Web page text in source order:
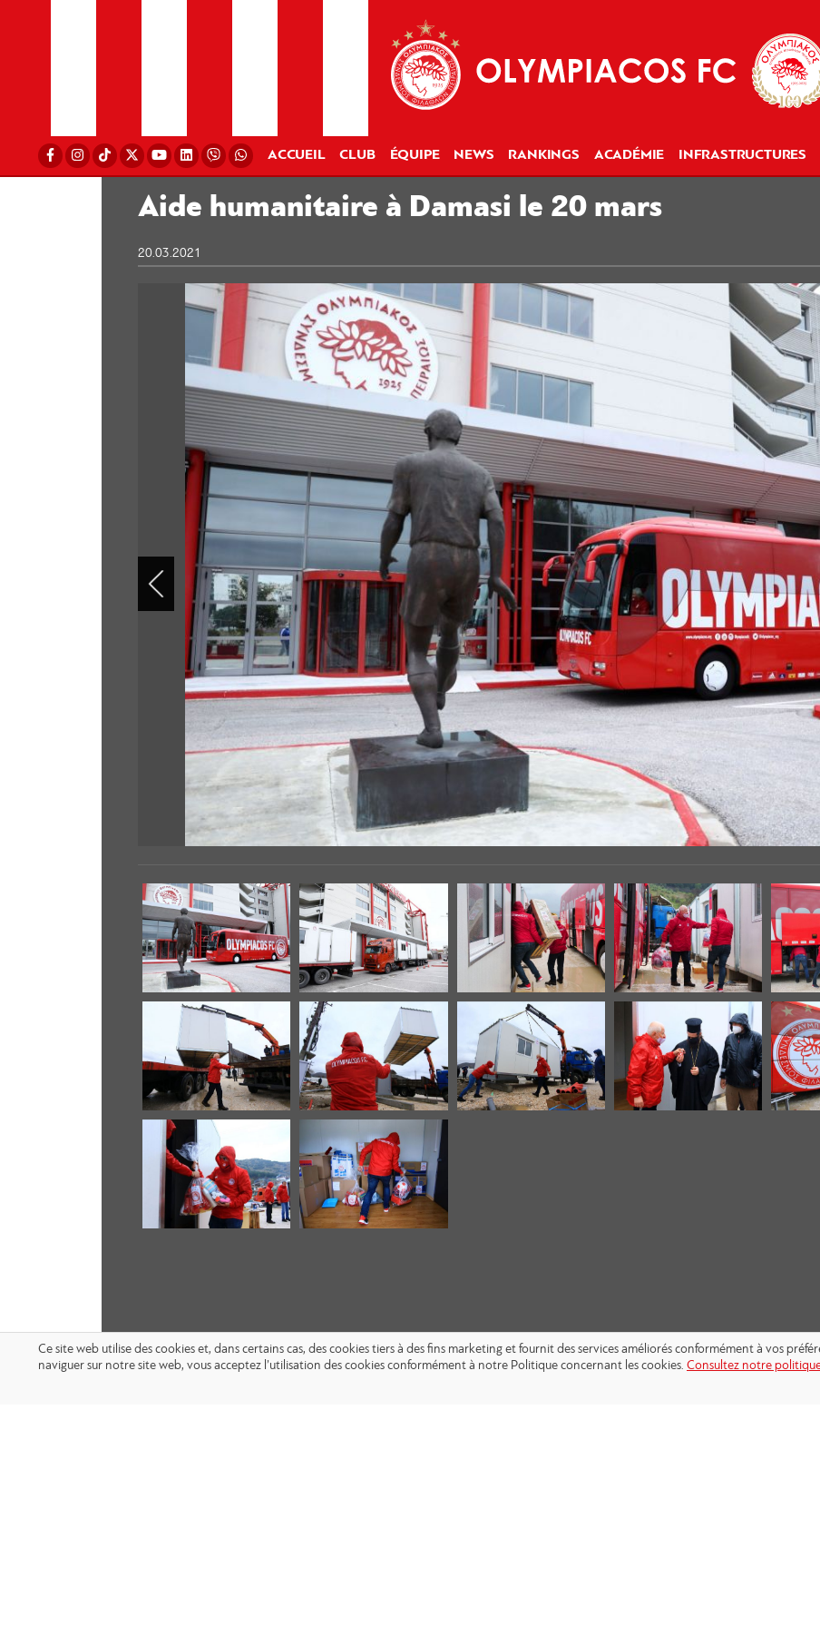
ACCUEIL CLUB ÉQUIPE NEWS RANKINGS ACADÉMIE INFRASTRUCTURES
Aide humanitaire à Damasi le 20 mars
20.03.2021
Ce site web utilise des cookies et, dans certains cas, des cookies tiers à des fins marketing et fournit des services améliorés conformément à vos
naviguer sur notre site web, vous acceptez l’utilisation des cookies conformément à notre Politique concernant les cookies. Consultez notre